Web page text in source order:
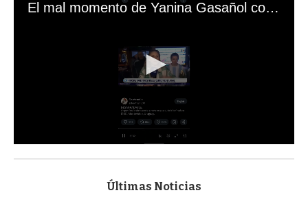
El mal momento de Yanina Gasañol con un hincha argentino en "Subrayado"
s
Últimas Noticias